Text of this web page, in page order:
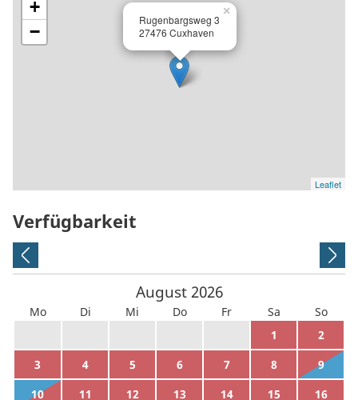
Rugenbargsweg 3
27476 Cuxhaven
×
+
−
Leaflet
Verfügbarkeit
August 2026
Mo Di Mi Do Fr Sa
So
1
2
3
4 5 6 7 8
9
10
11 12 13 14 15 16